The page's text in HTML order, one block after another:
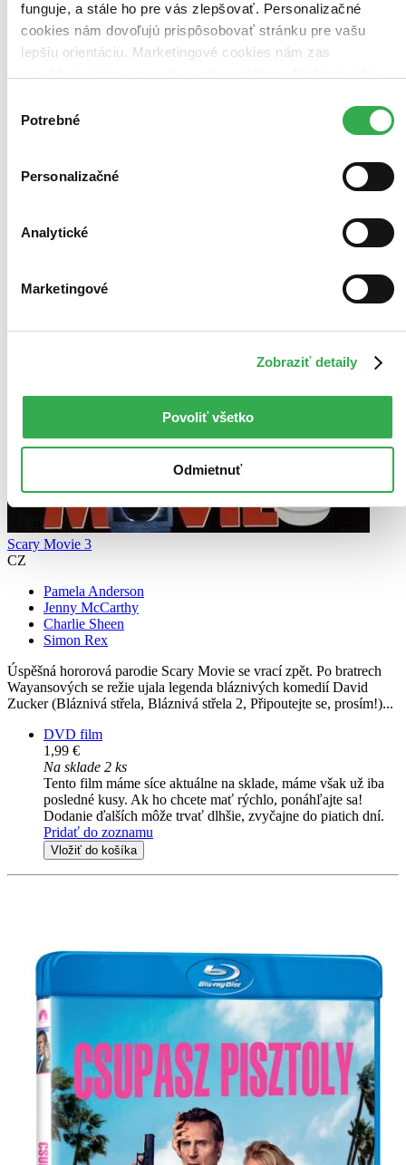
funguje, a stále ho pre vás zlepšovať. Personalizačné
cookies nám dovoľujú prispôsobovať stránku pre vašu
lepšiu orientáciu. Marketingové cookies nám zas
keby sme mohli používať všetky tieto cookies. Ďakujeme!
súhlasu
Potrebné
Personalizačné
Analytické
Marketingové
Zobraziť detaily
Povoliť všetko
Odmietnuť
Scary Movie 3
CZ
Pamela Anderson
Jenny McCarthy
Charlie Sheen
Simon Rex
Úspěšná hororová parodie Scary Movie se vrací zpět. Po bratrech
Wayansových se režie ujala legenda bláznivých komedií David
Zucker (Bláznivá střela, Bláznivá střela 2, Připoutejte se, prosím!)...
DVD film
1,99 €
Na sklade 2 ks
Tento film máme síce aktuálne na sklade, máme však už iba
posledné kusy. Ak ho chcete mať rýchlo, ponáhľajte sa!
Dodanie ďalších môže trvať dlhšie, zvyčajne do piatich dní.
Pridať do zoznamu
Vložiť do košíka